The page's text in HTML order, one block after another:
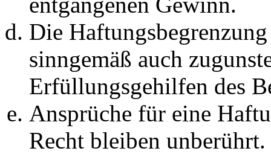
Die
sinngemäß auch
Erfüllungsgehilfen des
Ansprüche für eine
Recht bleiben unberührt.